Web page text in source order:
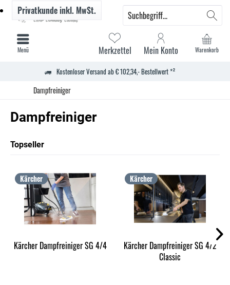
Kostenloser Versand ab € 102,34,- Bestellwert *²
Warenkorb
Merkzettel Mein Konto
Privatkundeinkl. MwSt.
Menü
Dampfreiniger
Dampfreiniger
Topseller
Kärcher
Kärcher Dampfreiniger SG 4/4
Kärcher
Kärcher Dampfreiniger SG 4/2
Classic